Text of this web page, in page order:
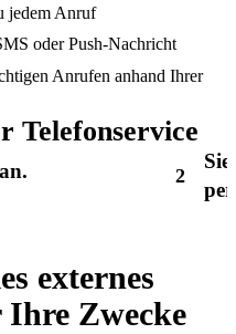
jedem Anruf
oder Push-Nachricht
Anrufen anhand Ihrer
Telefonservice
2
externes
Zwecke